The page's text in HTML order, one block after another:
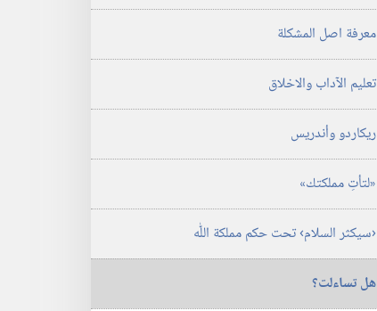
معرفة اصل المشكلة
تعليم الآداب والاخلاق
ريكاردو وأندريس
‏«لتأتِ مملكتك»‏
‏‹سيكثر السلام› تحت حكم مملكة اللّٰه
هل تساءلت؟‏